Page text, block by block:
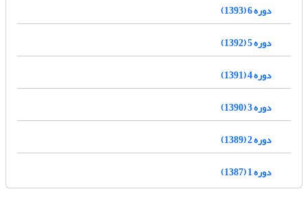
دوره 6 (1393)
دوره 5 (1392)
دوره 4 (1391)
دوره 3 (1390)
دوره 2 (1389)
دوره 1 (1387)